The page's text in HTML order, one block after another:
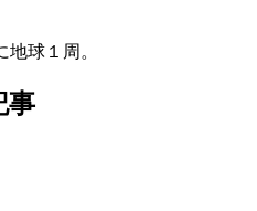
球１周。
事